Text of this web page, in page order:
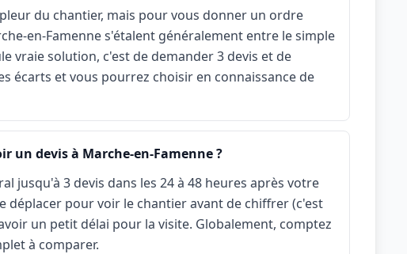
du chantier, mais pour vous donner un ordre
en-Famenne s'étalent généralement entre le simple
vraie solution, c'est de demander 3 devis et de
écarts et vous pourrez choisir en connaissance de
un devis à Marche-en-Famenne ?
jusqu'à 3 devis dans les 24 à 48 heures après votre
déplacer pour voir le chantier avant de chiffrer (c'est
un petit délai pour la visite. Globalement, comptez
à comparer.